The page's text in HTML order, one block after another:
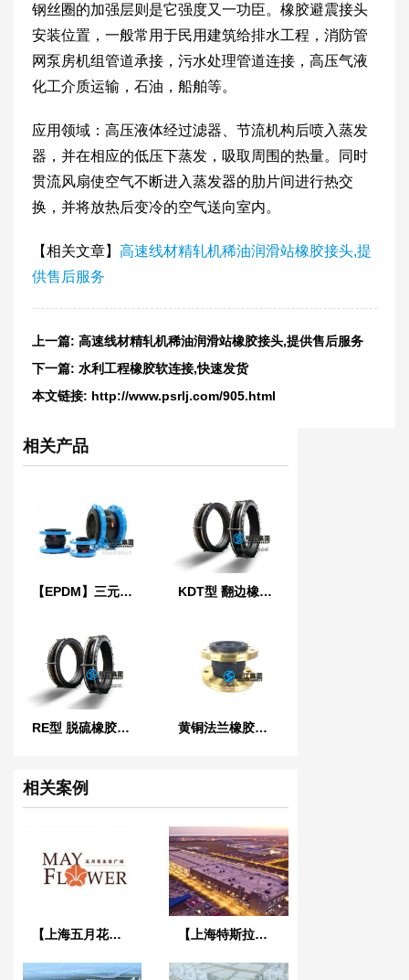
钢丝圈的加强层则是它强度又一功臣。橡胶避震接头
安装位置，一般常用于民用建筑给排水工程，消防管
网泵房机组管道承接，污水处理管道连接，高压气液
化工介质运输，石油，船舶等。
应用领域：高压液体经过滤器、节流机构后喷入蒸发
器，并在相应的低压下蒸发，吸取周围的热量。同时
贯流风扇使空气不断进入蒸发器的肋片间进行热交
换，并将放热后变冷的空气送向室内。
【相关文章】 高速线材精轧机稀油润滑站橡胶接头,提
供售后服务
上一篇: 高速线材精轧机稀油润滑站橡胶接头,提供售后服务
下一篇: 水利工程橡胶软连接,快速发货
本文链接: http://www.psrlj.com/905.html
相关产品
【EPDM】三元乙丙橡胶软接头 KDT型 翻边橡胶接头
RE型 脱硫橡胶膨胀节 黄铜法兰橡胶接头
相关案例
【上海五月花生活广场项目】弹簧减振器合同 【上海特斯拉超级工厂】金属软管合同